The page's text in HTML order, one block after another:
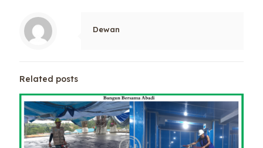
Dewan
Related posts